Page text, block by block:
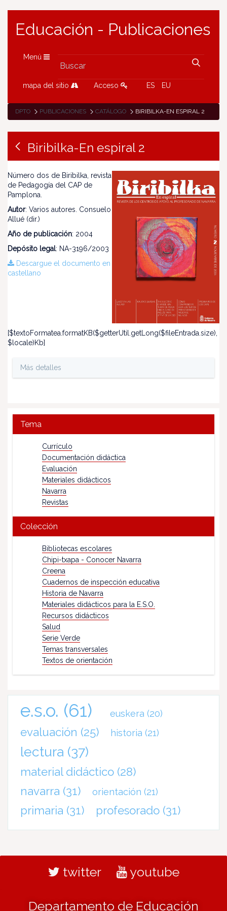
Educación - Publicaciones
Menú
mapa del sitio Acceso ES EU
DPTO PUBLICACIONES CATÁLOGO BIRIBILKA-EN ESPIRAL 2
Biribilka-En espiral 2
Número dos de Biribilka, revista
de Pedagogía del CAP de
Pamplona.
Autor: Varios autores. Consuelo
Allué (dir.)
Año de publicación: 2004
Depósito legal: NA-3196/2003
Descargue el documento en
castellano
[$textoFormatea.formatKB($getterUtil.getLong($fileEntrada.size),
$locale)Kb]
Más detalles
Tema
Currículo
Documentación didáctica
Evaluación
Materiales didácticos
Navarra
Revistas
Colección
Bibliotecas escolares
Chipi-txapa - Conocer Navarra
Creena
Cuadernos de inspección educativa
Historia de Navarra
Materiales didácticos para la E.S.O.
Recursos didácticos
Salud
Serie Verde
Temas transversales
Textos de orientación
e.s.o. (61) euskera (20)
evaluación (25) historia (21)
lectura (37)
material didáctico (28)
navarra (31) orientación (21)
primaria (31) profesorado (31)
twitter youtube
Departamento de Educación